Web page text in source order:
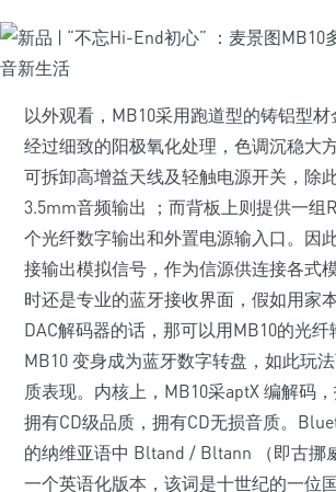
以外观看，MB10采用跑道型的铸铝型
经过细致的阳极氧化处理，色调沉稳大
可拆卸高增益天线及轻触电源开关，除
3.5mm音频输出 ；而背板上则提供一组
个光纤数字输出和外置电源输入口。因
接输出模拟信号，作为信源供连接各式
时还是专业的蓝牙接收界面，假如用家
DAC解码器的话，那可以用MB10的光
MB10 变身成为蓝牙数字转盘，如此玩
质表现。内核上，MB10采aptX 编解码
拥有CD级品质，拥有CD无损音质。
的纳维亚语中 Bltand / Bltann （即古挪
一个英语化版本，该词是十世纪的一位